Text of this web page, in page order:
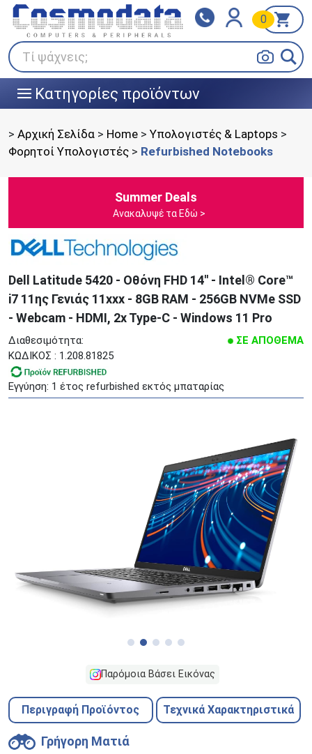
Τί ψάχνεις;
0
||| Κατηγορίες προϊόντων
Klarna
Πληρώστε σε 3
άτοκες δόσεις
BOX NOW
> Αρχική Σελίδα > Home > Υπολογιστές & Laptops >
Φορητοί Υπολογιστές > Refurbished Notebooks
Summer Deals
Ανακαλυψέ τα Εδώ >
Dell Latitude 5420 - Οθόνη FHD 14'' - Intel® Core™
i7 11ης Γενιάς 11xxx - 8GB RAM - 256GB NVMe SSD
- Webcam - HDMI, 2x Type-C - Windows 11 Pro
Διαθεσιμότητα:
ΣΕ ΑΠΟΘΕΜΑ
ΚΩΔΙΚΟΣ : 1.208.81825
Εγγύηση: 1 έτος refurbished εκτός μπαταρίας
Παρόμοια Βάσει Εικόνας
Περιγραφή Προϊόντος Τεχνικά Χαρακτηριστικά
Γρήγορη Ματιά